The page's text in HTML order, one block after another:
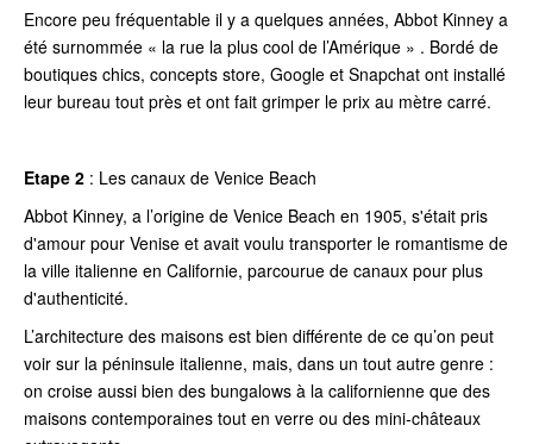
Encore peu fréquentable il y a quelques années, Abbot Kinney a
été surnommée « la rue la plus cool de l’Amérique » . Bordé de
boutiques chics, concepts store, Google et Snapchat ont installé
leur bureau tout près et ont fait grimper le prix au mètre carré.
Etape 2 : Les canaux de Venice Beach
Abbot Kinney, a l’origine de Venice Beach en 1905, s'était pris
d'amour pour Venise et avait voulu transporter le romantisme de
la ville italienne en Californie, parcourue de canaux pour plus
d'authenticité.
L’architecture des maisons est bien différente de ce qu’on peut
voir sur la péninsule italienne, mais, dans un tout autre genre :
on croise aussi bien des bungalows à la californienne que des
maisons contemporaines tout en verre ou des mini-châteaux